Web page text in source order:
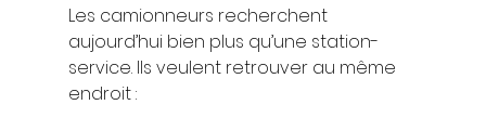
Les camionneurs recherchent
aujourd’hui bien plus qu’une station-
service. Ils veulent retrouver au même
endroit :